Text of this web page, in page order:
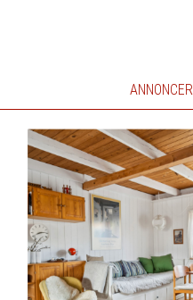
ANNONCER